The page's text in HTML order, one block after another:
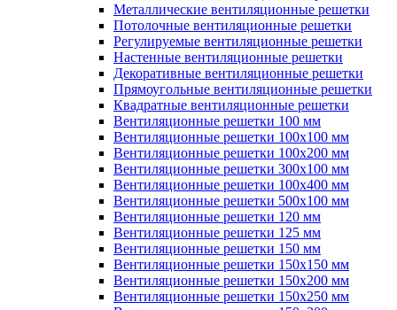
Металлические вентиляционные решетки
Потолочные вентиляционные решетки
Регулируемые вентиляционные решетки
Настенные вентиляционные решетки
Декоративные вентиляционные решетки
Прямоугольные вентиляционные решетки
Квадратные вентиляционные решетки
Вентиляционные решетки 100 мм
Вентиляционные решетки 100х100 мм
Вентиляционные решетки 100х200 мм
Вентиляционные решетки 300х100 мм
Вентиляционные решетки 100х400 мм
Вентиляционные решетки 500х100 мм
Вентиляционные решетки 120 мм
Вентиляционные решетки 125 мм
Вентиляционные решетки 150 мм
Вентиляционные решетки 150х150 мм
Вентиляционные решетки 150х200 мм
Вентиляционные решетки 150х250 мм